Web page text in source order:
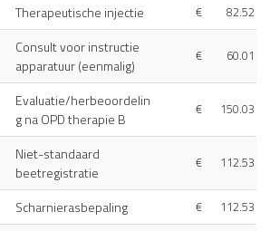
Therapeutische injectie € 82.52
Consult voor instructie
apparatuur (eenmalig)
€ 60.01
Evaluatie/herbeoordelin
g na OPD therapie B
€ 150.03
Niet-standaard
beetregistratie
€ 112.53
Scharnierasbepaling € 112.53